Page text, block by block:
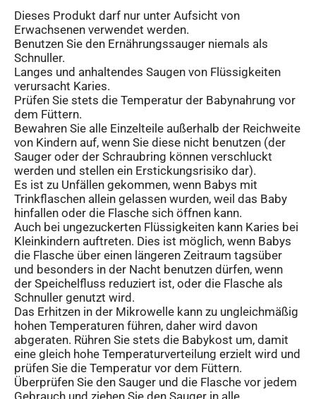
Dieses Produkt darf nur unter Aufsicht von
Erwachsenen verwendet werden.
Benutzen Sie den Ernährungssauger niemals als
Schnuller.
Langes und anhaltendes Saugen von Flüssigkeiten
verursacht Karies.
Prüfen Sie stets die Temperatur der Babynahrung vor
dem Füttern.
Bewahren Sie alle Einzelteile außerhalb der Reichweite
von Kindern auf, wenn Sie diese nicht benutzen (der
Sauger oder der Schraubring können verschluckt
werden und stellen ein Erstickungsrisiko dar).
Es ist zu Unfällen gekommen, wenn Babys mit
Trinkflaschen allein gelassen wurden, weil das Baby
hinfallen oder die Flasche sich öffnen kann.
Auch bei ungezuckerten Flüssigkeiten kann Karies bei
Kleinkindern auftreten. Dies ist möglich, wenn Babys
die Flasche über einen längeren Zeitraum tagsüber
und besonders in der Nacht benutzen dürfen, wenn
der Speichelfluss reduziert ist, oder die Flasche als
Schnuller genutzt wird.
Das Erhitzen in der Mikrowelle kann zu ungleichmäßig
hohen Temperaturen führen, daher wird davon
abgeraten. Rühren Sie stets die Babykost um, damit
eine gleich hohe Temperaturverteilung erzielt wird und
prüfen Sie die Temperatur vor dem Füttern.
Überprüfen Sie den Sauger und die Flasche vor jedem